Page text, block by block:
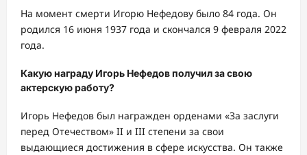
На момент смерти Игорю Нефедову было 84 года. Он
родился 16 июня 1937 года и скончался 9 февраля 2022
года.
Какую награду Игорь Нефедов получил за свою
актерскую работу?
Игорь Нефедов был награжден орденами «За заслуги
перед Отечеством» II и III степени за свои
выдающиеся достижения в сфере искусства. Он также